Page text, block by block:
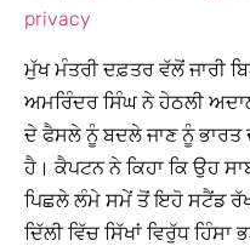
privacy
ਮੁੱਖ ਮੰਤਰੀ ਦਫ਼ਤਰ ਵੱਲੋਂ ਜਾਰੀ
ਅਮਰਿੰਦਰ ਸਿੰਘ ਨੇ ਹੇਠਲੀ
ਦੇ ਫੈਸਲੇ ਨੂੰ ਬਦਲੇ ਜਾਣ ਨੂੰ ਭਾਰਤ
ਹੈ। ਕੈਪਟਨ ਨੇ ਕਿਹਾ ਕਿ ਉਹ
ਪਿਛਲੇ ਲੰਮੇ ਸਮੇਂ ਤੋਂ ਇਹੋ ਸਟੈਂਡ
ਦਿੱਲੀ ਵਿੱਚ ਸਿੱਖਾਂ ਵਿਰੁੱਧ